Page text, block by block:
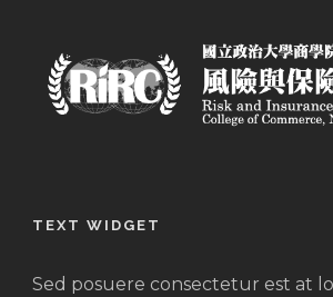
TEXT WIDGET
Sed posuere consectetur est at